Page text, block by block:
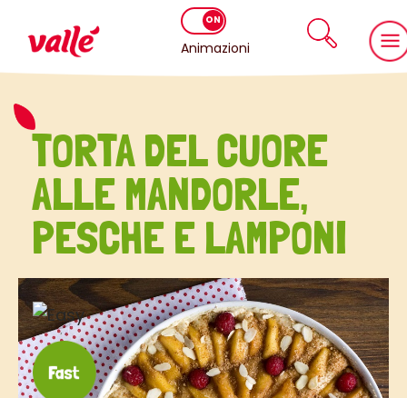
Animazioni
TORTA DEL CUORE
ALLE MANDORLE,
PESCHE E LAMPONI